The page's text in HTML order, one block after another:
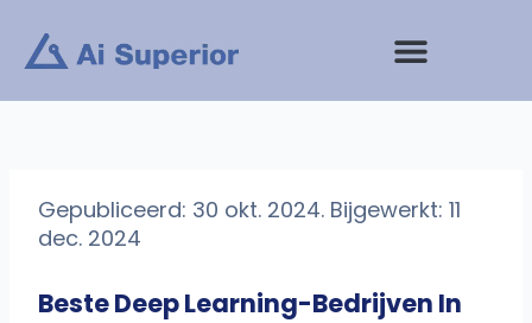
inhoud
Gepubliceerd: 30 okt. 2024. Bijgewerkt: 11
dec. 2024
Beste Deep Learning-Bedrijven In